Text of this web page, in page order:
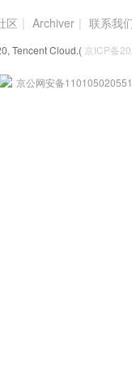
区 | Archiver | 联系我
Tencent Cloud.( 京ICP备
京公网安备